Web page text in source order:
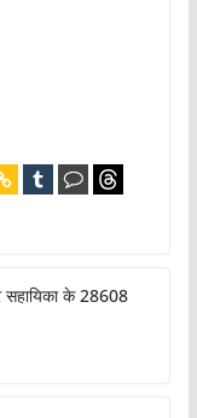
सहायिका के 28608